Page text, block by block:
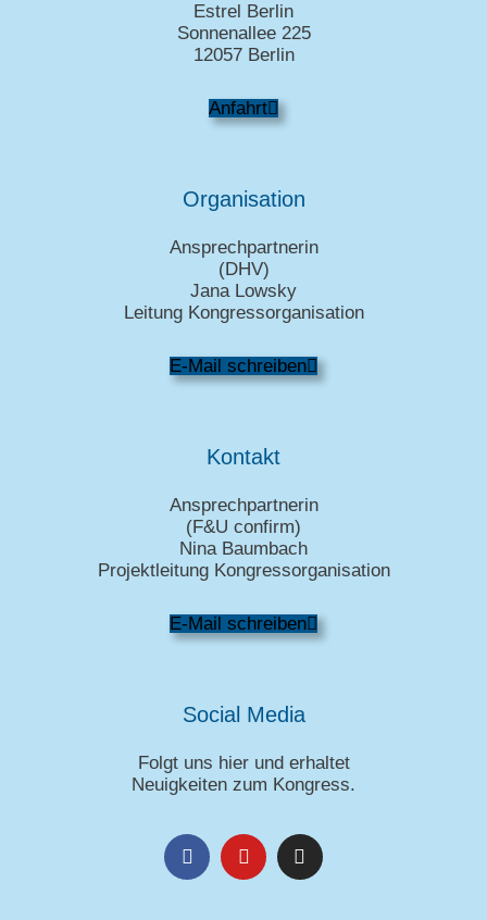
Estrel Berlin
Sonnenallee 225
12057 Berlin
Anfahrt
Organisation
Ansprechpartnerin
(DHV)
Jana Lowsky
Leitung Kongressorganisation
E-Mail schreiben
Kontakt
Ansprechpartnerin
(F&U confirm)
Nina Baumbach
Projektleitung Kongressorganisation
E-Mail schreiben
Social Media
Folgt uns hier und erhaltet
Neuigkeiten zum Kongress.